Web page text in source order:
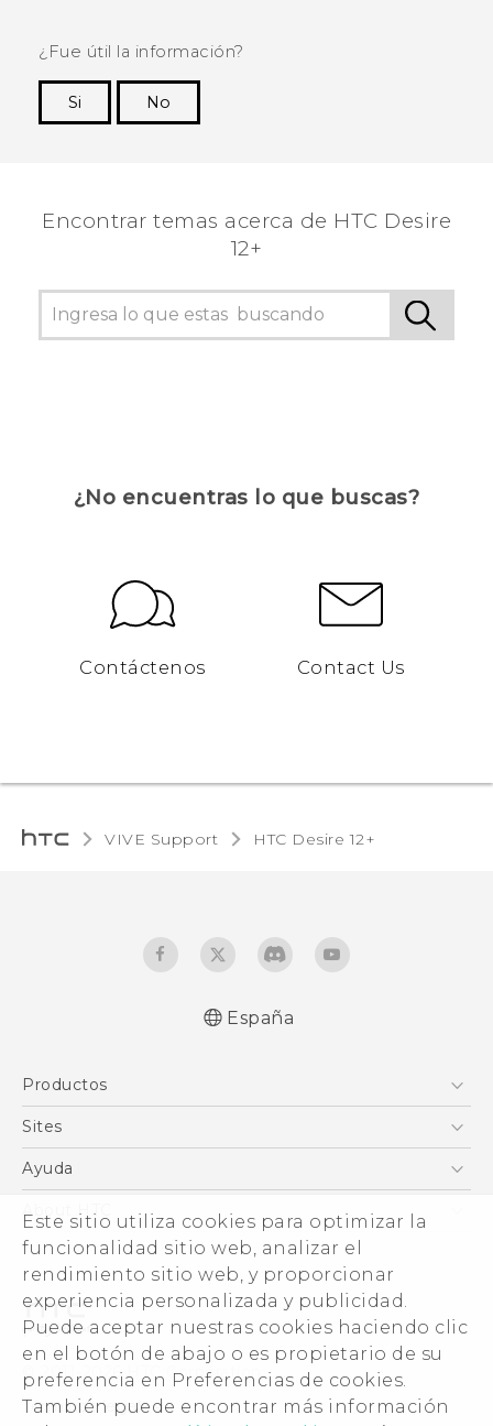
Este sitio utiliza cookies para optimizar la
funcionalidad sitio web, analizar el
rendimiento sitio web, y proporcionar
experiencia personalizada y publicidad.
Puede aceptar nuestras cookies haciendo clic
en el botón de abajo o es propietario de su
preferencia en Preferencias de cookies.
También puede encontrar más información
¿Fue útil la información?
Si
No
Encontrar temas acerca de HTC Desire
12+
¿No encuentras lo que buscas?
Contáctenos Contact Us
VIVE Support HTC Desire 12+‎
seguridad
English - Safety and regulatory guide
España
Productos
Smartphones
VIVE
Accesorios
Sites
HTC Vive
Inicio
Ayuda
eCommerce Support
About HTC
ESG
Información corporativa
Inversores (inglés)
Cookie Preferences
Trabaja con nosotros
Security and Privacy Whitepaper
© 2011-2026 HTC Corporation
Términos legales